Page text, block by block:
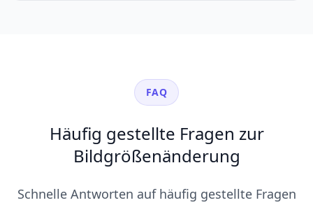
FAQ
Häufig gestellte Fragen zur
Bildgrößenänderung
Schnelle Antworten auf häufig gestellte Fragen